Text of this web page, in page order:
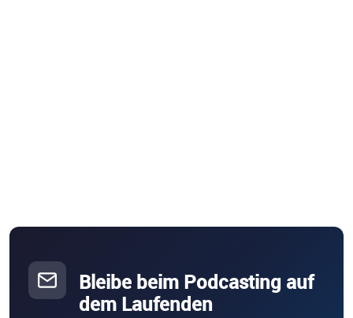
Bleibe beim Podcasting auf
dem Laufenden